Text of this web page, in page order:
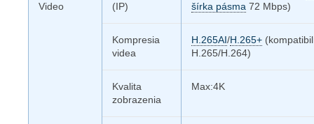
Video
(IP)
šírka pásma 72 Mbps)
Kompresia
videa
H.265AI/H.265+
H.265/H.264)
Kvalita
zobrazenia
Max:4K